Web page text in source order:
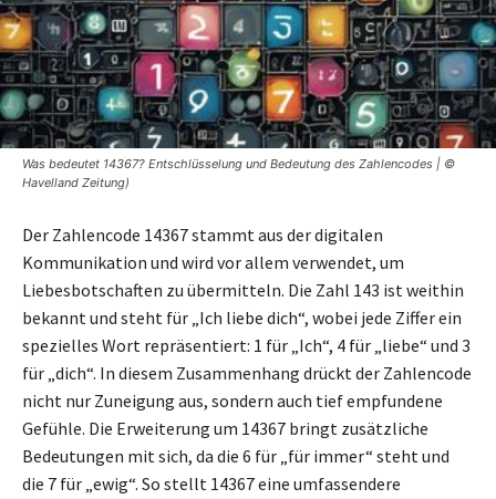
Was bedeutet 14367? Entschlüsselung und Bedeutung des Zahlencodes | ©
Havelland Zeitung)
Der Zahlencode 14367 stammt aus der digitalen
Kommunikation und wird vor allem verwendet, um
Liebesbotschaften zu übermitteln. Die Zahl 143 ist weithin
bekannt und steht für „Ich liebe dich“, wobei jede Ziffer ein
spezielles Wort repräsentiert: 1 für „Ich“, 4 für „liebe“ und 3
für „dich“. In diesem Zusammenhang drückt der Zahlencode
nicht nur Zuneigung aus, sondern auch tief empfundene
Gefühle. Die Erweiterung um 14367 bringt zusätzliche
Bedeutungen mit sich, da die 6 für „für immer“ steht und
die 7 für „ewig“. So stellt 14367 eine umfassendere